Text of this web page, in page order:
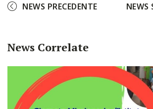
NEWS PRECEDENTE NEWS
News Correlate